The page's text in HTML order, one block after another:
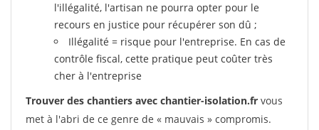
l'illégalité, l'artisan ne pourra opter pour le
recours en justice pour récupérer son dû ;
Illégalité = risque pour l'entreprise. En cas de
contrôle fiscal, cette pratique peut coûter très
cher à l'entreprise
Trouver des chantiers avec chantier-isolation.fr vous
met à l'abri de ce genre de « mauvais » compromis.